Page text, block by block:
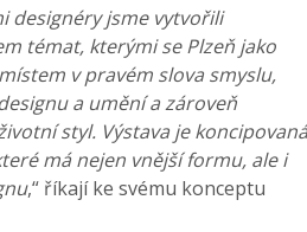
designéry jsme vytvořili
témat, kterými se Plzeň jako
v pravém slova smyslu,
a umění a zároveň
styl. Výstava je koncipovaná
má nejen vnější formu, ale i
,“ říkají ke svému konceptu